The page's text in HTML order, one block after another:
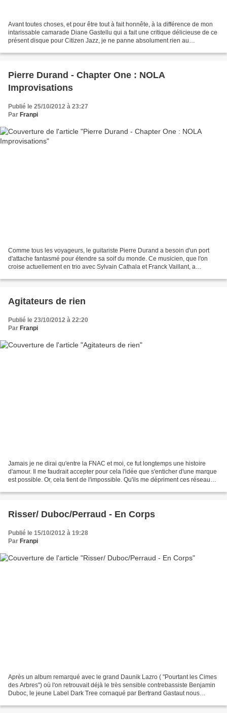
Avant toutes choses, et pour être tout à fait honnête, à la différence de mon
intarissable camarade Diane Gastellu qui a fait une critique délicieuse de ce
présent disque pour Citizen Jazz, je ne panne absolument rien au
Pierre Durand - Chapter One : NOLA
Improvisations
Publié le 25/10/2012 à 23:27
Par Franpi
Comme tous les voyageurs, le guitariste Pierre Durand a besoin d'un port
d'attache fantasmé pour étendre sa soif du monde. Ce musicien, que l'on
croise actuellement en trio avec Sylvain Cathala et Franck Vaillant, a
Agitateurs de rien
Publié le 23/10/2012 à 22:20
Par Franpi
Jamais je ne dirai qu'entre la FNAC et moi, ce fut longtemps une histoire
d'amour. Il me faudrait accepter pour cela l'idée que s'enticher d'une marque
est possible. Or, cela tient de l'impossible. Qu'ils me dépriment ces réseaux
Risser/ Duboc/Perraud - En Corps
Publié le 15/10/2012 à 19:28
Par Franpi
Après un album remarqué avec le grand Daunik Lazro ( "Pourtant les Cimes
des Arbres") où l'on retrouvait déjà le très sensible contrebassiste Benjamin
Duboc, le jeune Label Dark Tree cornaqué par Bertrand Gastaut nous